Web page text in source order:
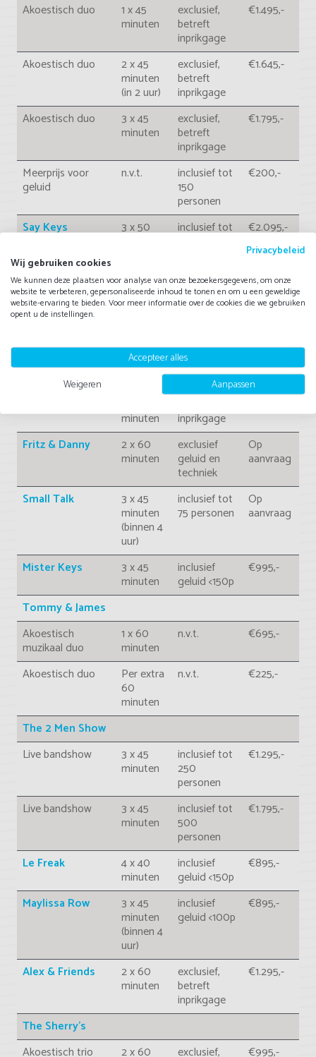
Akoestisch duo
1 x 45
minuten
exclusief,
betreft
inprikgage
€1.495,-
Akoestisch duo 2 x 45
minuten
(in 2 uur)
exclusief,
betreft
inprikgage
€1.645,-
Akoestisch duo 3 x 45
minuten
exclusief,
betreft
inprikgage
€1.795,-
Meerprijs voor
geluid
n.v.t. inclusief tot
150
personen
€200,-
Say Keys 3 x 50 inclusief tot €2.095,-
Paul & Pelle 2 x 60
minuten
exclusief,
betreft
inprikgage
€1.495,-
oNeMaNbaNd minuten betreft
inprikgage
Jonny Smokes 2 x 60 iof
minuten
exclusief,
inprikgage
€695,-
Fritz & Danny 2 x 60
minuten
exclusief
geluid en
techniek
Op
aanvraag
Small Talk 3 x 45
minuten
(binnen 4
uur)
inclusief tot
75 personen
Op
aanvraag
Mister Keys 3 x 45
minuten
inclusief
geluid <150p
€995,-
Tommy & James
Akoestisch
muzikaal duo
1 x 60
minuten
n.v.t. €695,-
Akoestisch duo Per extra
60
minuten
n.v.t. €225,-
The 2 Men Show
Live bandshow
3 x 45
minuten
inclusief tot
250
personen
€1.295,-
Live bandshow 3 x 45
minuten
inclusief tot
500
personen
€1.795,-
Le Freak 4 x 40
minuten
inclusief
geluid <150p
€895,-
Maylissa Row 3 x 45
minuten
(binnen 4
uur)
inclusief
geluid <100p
€895,-
Alex & Friends 2 x 60
minuten
exclusief,
betreft
inprikgage
€1.295,-
The Sherry's
Akoestisch trio
2 x 60 exclusief, €995,-
Privacybeleid
Wij gebruiken cookies
We kunnen deze plaatsen voor analyse van onze bezoekersgegevens, om onze
website te verbeteren, gepersonaliseerde inhoud te tonen en om u een geweldige
website-ervaring te bieden. Voor meer informatie over de cookies die we gebruiken
opent u de instellingen.
Accepteer alles
Weigeren
Aanpassen